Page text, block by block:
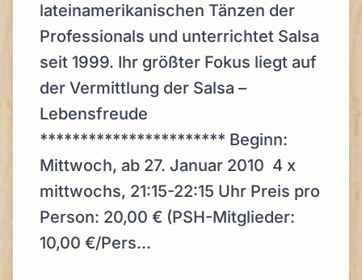
lateinamerikanischen Tänzen der
Professionals und unterrichtet Salsa
seit 1999. Ihr größter Fokus liegt auf
der Vermittlung der Salsa –
Lebensfreude
*********************** Beginn:
Mittwoch, ab 27. Januar 2010 4 x
mittwochs, 21:15-22:15 Uhr Preis pro
Person: 20,00 € (PSH-Mitglieder:
10,00 €/Pers...